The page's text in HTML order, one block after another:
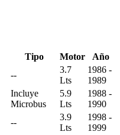
Tipo Motor
Año
--
3.7
Lts
1986 -
1989
Incluye
Microbus
5.9
Lts
1988 -
1990
--
3.9
Lts
1998 -
1999